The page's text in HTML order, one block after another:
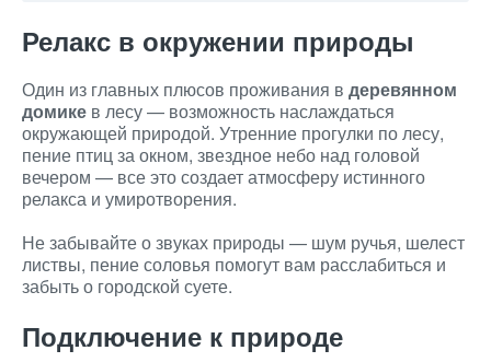
Релакс в окружении природы
Один из главных плюсов проживания в деревянном
домике в лесу — возможность наслаждаться
окружающей природой. Утренние прогулки по лесу,
пение птиц за окном, звездное небо над головой
вечером — все это создает атмосферу истинного
релакса и умиротворения.
Не забывайте о звуках природы — шум ручья, шелест
листвы, пение соловья помогут вам расслабиться и
забыть о городской суете.
Подключение к природе